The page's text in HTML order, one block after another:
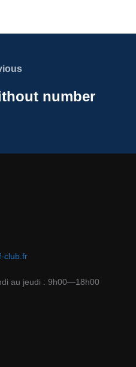
Previous
number
club.fr
au jeudi : 9h00—18h00